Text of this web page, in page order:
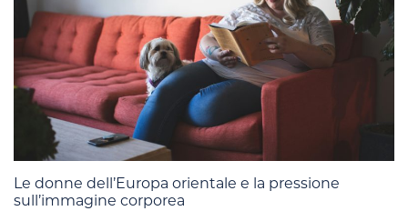
Le donne dell’Europa orientale e la pressione
sull’immagine corporea